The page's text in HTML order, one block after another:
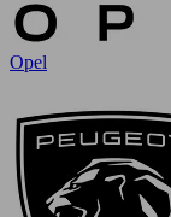
Opel